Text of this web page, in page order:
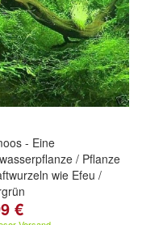
- Eine
/ Pflanze
wie Efeu /
€